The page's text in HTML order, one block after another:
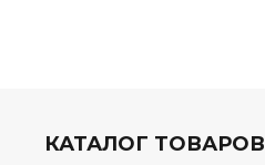
КАТАЛОГ ТОВАРОВ